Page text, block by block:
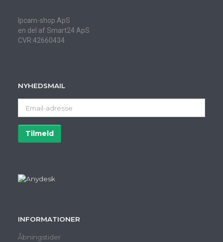
Ipcam-shop ApS
en del af Smart24 ApS
CVR:42660434
NYHEDSMAIL
adresse
Tilmeld
INFORMATIONER
Åbningstider